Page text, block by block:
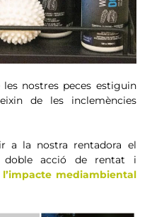
nostres peces estiguin
de les inclemències
a la nostra rentadora el
doble acció de rentat i
mediambiental